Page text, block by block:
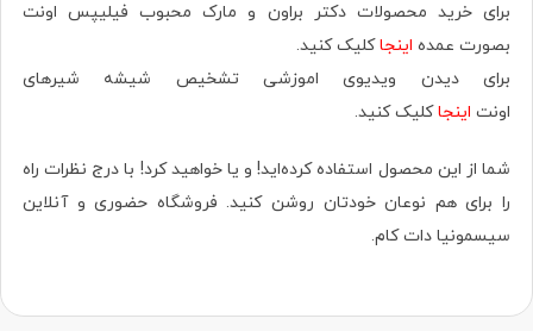
برای خرید محصولات دکتر براون و مارک محبوب فیلیپس اونت
بصورت عمده اینجاکلیک کنید.
برای دیدن ویدیوی اموزشی تشخیص شیشه شیرهای
اونت اینجاکلیک کنید.
شما از این محصول استفاده کرده‌اید! و یا خواهید کرد! با درج نظرات راه
را برای هم نوعان خودتان روشن کنید. فروشگاه حضوری‌ و آنلاین
سیسمونیا دات کام.